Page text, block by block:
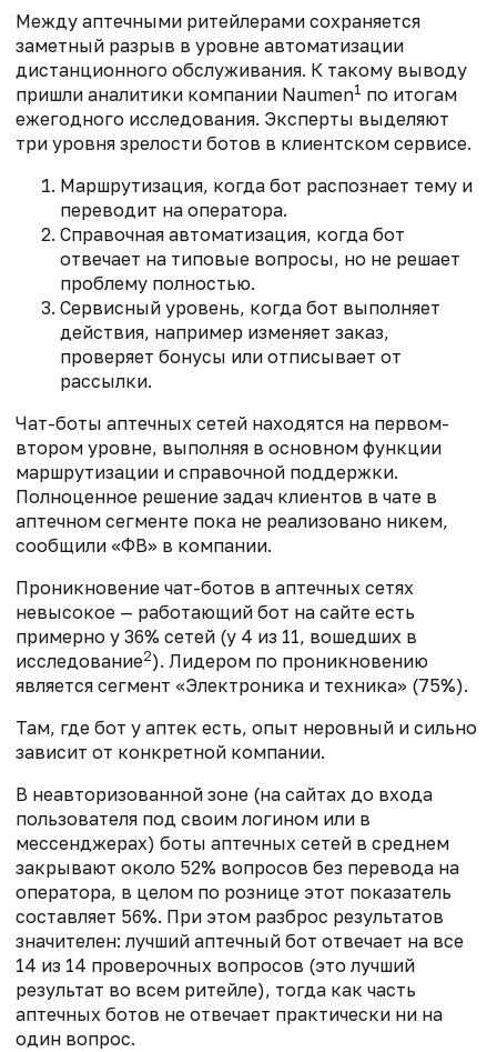
Между аптечными ритейлерами сохраняется
заметный разрыв в уровне автоматизации
дистанционного обслуживания. К такому выводу
пришли аналитики компании Naumen1 по итогам
ежегодного исследования. Эксперты выделяют
три уровня зрелости ботов в клиентском сервисе.
Маршрутизация, когда бот распознает тему и
переводит на оператора.
Справочная автоматизация, когда бот
отвечает на типовые вопросы, но не решает
проблему полностью.
Сервисный уровень, когда бот выполняет
действия, например изменяет заказ,
проверяет бонусы или отписывает от
рассылки.
Чат-боты аптечных сетей находятся на первом-
втором уровне, выполняя в основном функции
маршрутизации и справочной поддержки.
Полноценное решение задач клиентов в чате в
аптечном сегменте пока не реализовано никем,
сообщили «ФВ» в компании.
Проникновение чат-ботов в аптечных сетях
невысокое — работающий бот на сайте есть
примерно у 36% сетей (у 4 из 11, вошедших в
исследование2). Лидером по проникновению
является сегмент «Электроника и техника» (75%).
Там, где бот у аптек есть, опыт неровный и сильно
зависит от конкретной компании.
В неавторизованной зоне (на сайтах до входа
пользователя под своим логином или в
мессенджерах) боты аптечных сетей в среднем
закрывают около 52% вопросов без перевода на
оператора, в целом по рознице этот показатель
составляет 56%. При этом разброс результатов
значителен: лучший аптечный бот отвечает на все
14 из 14 проверочных вопросов (это лучший
результат во всем ритейле), тогда как часть
аптечных ботов не отвечает практически ни на
один вопрос.